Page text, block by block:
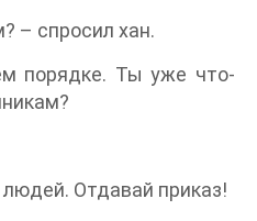
– спросил хан.
порядке. Ты уже что-
Отдавай приказ!